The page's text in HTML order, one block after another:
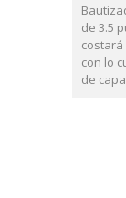
de 3.5
costará
con lo
de